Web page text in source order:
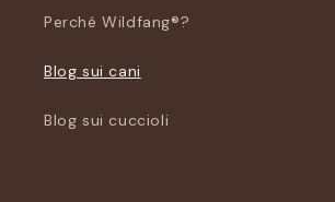
Perché Wildfang®?
Blog sui cani
Blog sui cuccioli